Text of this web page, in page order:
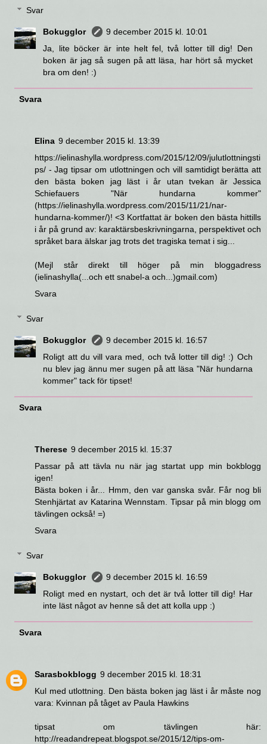
Svar
Bokugglor
9 december 2015 kl. 10:01
Ja, lite böcker är inte helt fel, två lotter till dig! Den
boken är jag så sugen på att läsa, har hört så mycket
bra om den! :)
Svara
Elina 9 december 2015 kl. 13:39
https://ielinashylla.wordpress.com/2015/12/09/julutlottningsti
ps/ - Jag tipsar om utlottningen och vill samtidigt berätta att
den bästa boken jag läst i år utan tvekan är Jessica
Schiefauers "När hundarna kommer"
(https://ielinashylla.wordpress.com/2015/11/21/nar-
hundarna-kommer/)! <3 Kortfattat är boken den bästa hittills
i år på grund av: karaktärsbeskrivningarna, perspektivet och
språket bara älskar jag trots det tragiska temat i sig...
(Mejl står direkt till höger på min bloggadress
(ielinashylla(...och ett snabel-a och...)gmail.com)
Svara
Svar
Bokugglor
9 december 2015 kl. 16:57
Roligt att du vill vara med, och två lotter till dig! :) Och
nu blev jag ännu mer sugen på att läsa "När hundarna
kommer" tack för tipset!
Svara
Therese 9 december 2015 kl. 15:37
Passar på att tävla nu när jag startat upp min bokblogg
igen!
Bästa boken i år... Hmm, den var ganska svår. Får nog bli
Stenhjärtat av Katarina Wennstam. Tipsar på min blogg om
tävlingen också! =)
Svara
Svar
Bokugglor
9 december 2015 kl. 16:59
Roligt med en nystart, och det är två lotter till dig! Har
inte läst något av henne så det att kolla upp :)
Svara
Sarasbokblogg 9 december 2015 kl. 18:31
Kul med utlottning. Den bästa boken jag läst i år måste nog
vara: Kvinnan på tåget av Paula Hawkins
tipsat om tävlingen här:
http://readandrepeat.blogspot.se/2015/12/tips-om-